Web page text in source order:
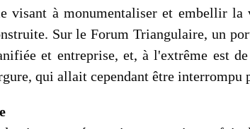
visant à monumentaliser et embellir
Sur le Forum Triangulaire, un
et entreprise, et, à l'extrême est
qui allait cependant être interrompu